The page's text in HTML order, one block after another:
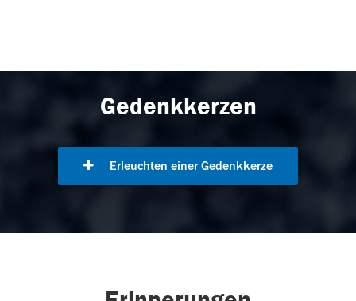
Gedenkkerzen
Erleuchten einer Gedenkkerze